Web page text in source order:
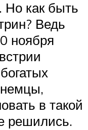
Но как быть
Ведь
ноября
в такой
решились.